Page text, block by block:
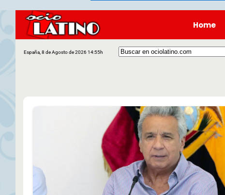
Home
España, 8 de Agosto de 2026 14:55h